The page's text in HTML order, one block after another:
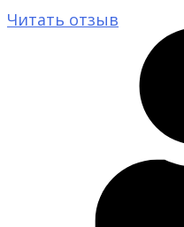
Читать отзыв